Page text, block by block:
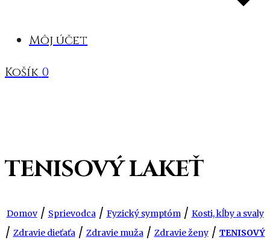
Môj účet
Košík 0
TENISOVÝ LAKEŤ
Domov / Sprievodca / Fyzický symptóm / Kosti, kĺby a svaly
/ Zdravie dieťaťa / Zdravie muža / Zdravie ženy / TENISOVÝ